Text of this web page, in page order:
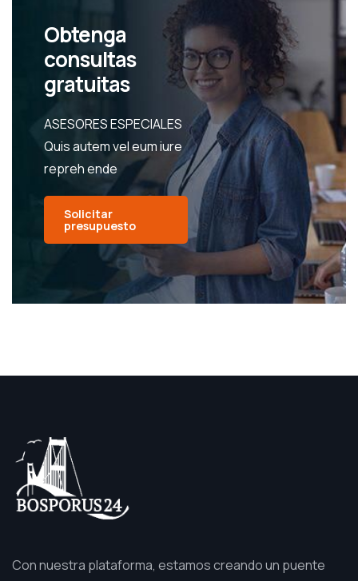
Obtenga
consultas
gratuitas
ASESORES ESPECIALES
Quis autem vel eum iure
repreh ende
Solicitar
presupuesto
Con nuestra plataforma, estamos creando un puente